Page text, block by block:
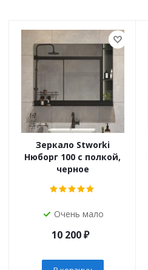
Зеркало Stworki
Нюборг 100 с полкой,
черное
Очень мало
10 200₽